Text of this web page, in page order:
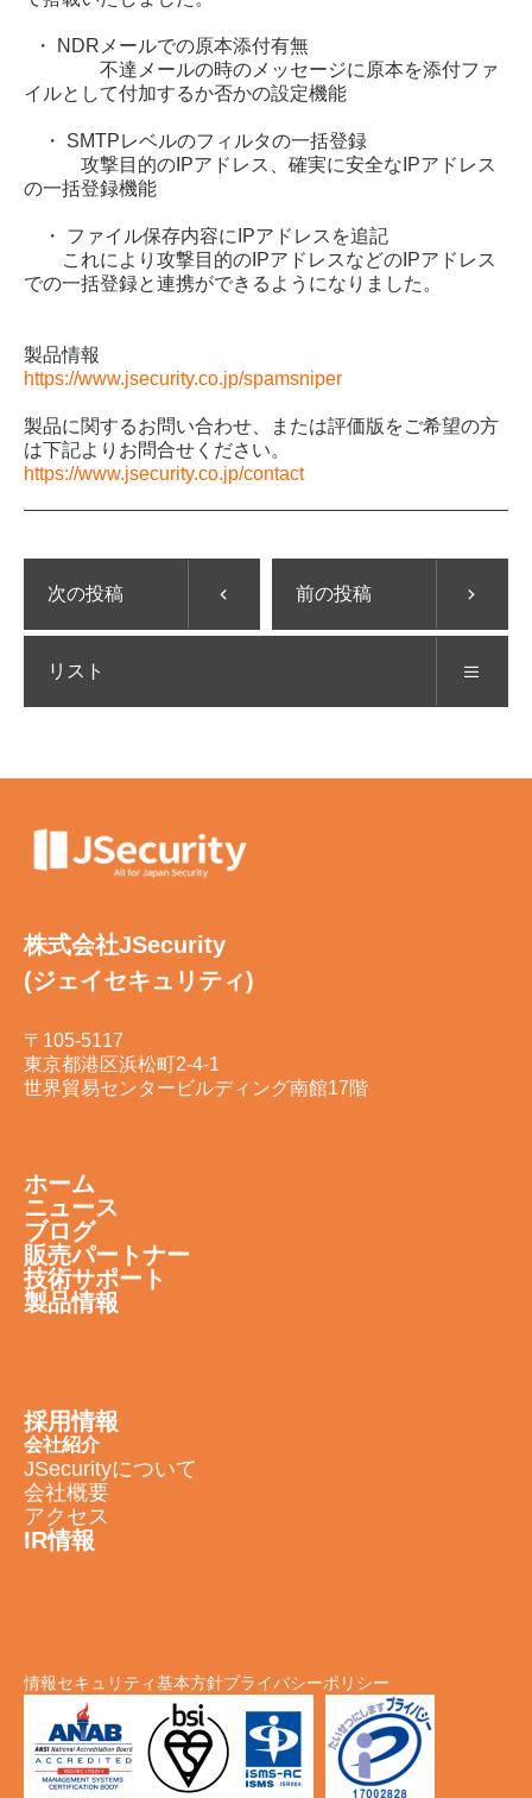
・ NDRメールでの原本添付有無
不達メールの時のメッセージに原本を添付ファ
イルとして付加するか否かの設定機能
・ SMTPレベルのフィルタの一括登録
攻撃目的のIPアドレス、確実に安全なIPアドレス
の一括登録機能
・ ファイル保存内容にIPアドレスを追記
これにより攻撃目的のIPアドレスなどのIPアドレス
での一括登録と連携ができるようになりました。
製品情報
https://www.jsecurity.co.jp/spamsniper
製品に関するお問い合わせ、または評価版をご希望の方
は下記よりお問合せください。
https://www.jsecurity.co.jp/contact
次の投稿 前の投稿
リスト
株式会社JSecurity
(ジェイセキュリティ)
〒105-5117
東京都港区浜松町2-4-1
世界貿易センタービルディング南館17階
ホーム
ニュース
ブログ
販売パートナー
技術サポート
製品情報
採用情報
会社紹介
JSecurityについて
会社概要
アクセス
IR情報
情報セキュリティ基本方針プライバシーポリシー